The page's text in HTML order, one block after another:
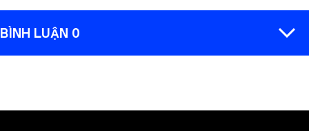
BÌNH LUẬN 0